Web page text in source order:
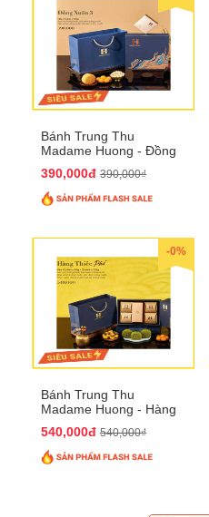
Bánh Trung Thu
Madame Huong - Đồng
390,000đ 390,000₫
-0%
Bánh Trung Thu
Madame Huong - Hàng
540,000đ 540,000₫